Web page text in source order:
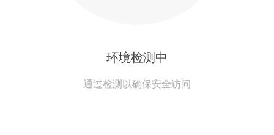
环境检测中
通过检测以确保安全访问